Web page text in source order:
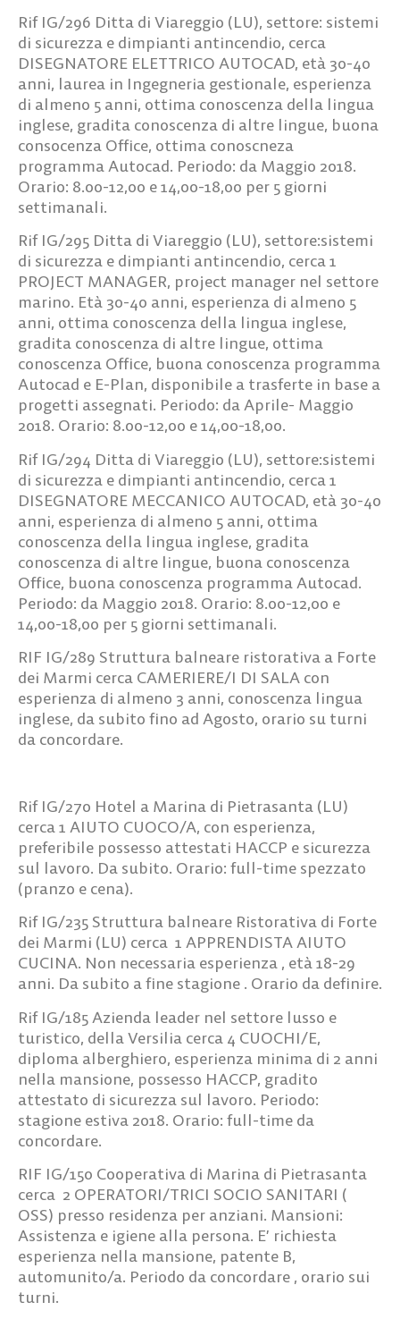
Rif IG/296 Ditta di Viareggio (LU), settore: sistemi
di sicurezza e dimpianti antincendio, cerca
DISEGNATORE ELETTRICO AUTOCAD, età 30-40
anni, laurea in Ingegneria gestionale, esperienza
di almeno 5 anni, ottima conoscenza della lingua
inglese, gradita conoscenza di altre lingue, buona
consocenza Office, ottima conoscneza
programma Autocad. Periodo: da Maggio 2018.
Orario: 8.00-12,00 e 14,00-18,00 per 5 giorni
settimanali.
Rif IG/295 Ditta di Viareggio (LU), settore:sistemi
di sicurezza e dimpianti antincendio, cerca1
PROJECT MANAGER, project manager nel settore
marino. Età 30-40 anni, esperienza di almeno 5
anni, ottima conoscenza della lingua inglese,
gradita conoscenza di altre lingue, ottima
conoscenza Office, buona conoscenza programma
Autocad e E-Plan, disponibile a trasferte in base a
progetti assegnati. Periodo: da Aprile- Maggio
2018. Orario: 8.00-12,00 e 14,00-18,00.
Rif IG/294 Ditta di Viareggio (LU), settore:sistemi
di sicurezza e dimpianti antincendio, cerca 1
DISEGNATORE MECCANICO AUTOCAD, età 30-40
anni, esperienza di almeno 5 anni, ottima
conoscenza della lingua inglese, gradita
conoscenza di altre lingue, buona conoscenza
Office, buona conoscenza programma Autocad.
Periodo: da Maggio 2018. Orario: 8.00-12,00 e
14,00-18,00 per 5 giorni settimanali.
RIF IG/289 Struttura balneare ristorativa a Forte
dei Marmi cerca CAMERIERE/I DI SALA con
esperienza di almeno 3 anni, conoscenza lingua
inglese, da subito fino ad Agosto, orario su turni
da concordare.
Rif IG/270 Hotel a Marina di Pietrasanta (LU)
cerca1 AIUTO CUOCO/A, con esperienza,
preferibile possesso attestati HACCP e sicurezza
sul lavoro. Da subito. Orario: full-time spezzato
(pranzo e cena).
Rif IG/235 Struttura balneare Ristorativa di Forte
dei Marmi (LU) cerca 1 APPRENDISTA AIUTO
CUCINA. Non necessaria esperienza , età 18-29
anni. Da subito a fine stagione . Orario da definire.
Rif IG/185 Azienda leader nel settore lusso e
turistico, della Versilia cerca 4 CUOCHI/E,
diploma alberghiero, esperienza minima di 2 anni
nella mansione, possesso HACCP, gradito
attestato di sicurezza sul lavoro. Periodo:
stagione estiva 2018. Orario: full-time da
concordare.
RIF IG/150 Cooperativa di Marina di Pietrasanta
cerca 2 OPERATORI/TRICI SOCIO SANITARI (
OSS) presso residenza per anziani. Mansioni:
Assistenza e igiene alla persona. E’ richiesta
esperienza nella mansione, patente B,
automunito/a. Periodo da concordare , orario sui
turni.